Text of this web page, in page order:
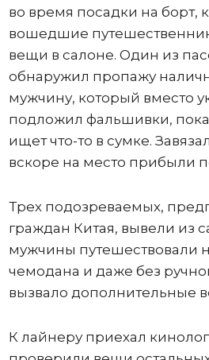
во время посадки на борт,
вошедшие
вещи в салоне. Один из
обнаружил пропажу
мужчину, который вместо
подложил фальшивки, пока
ищет что-то в сумке.
вскоре на место прибыли
Трех подозреваемых,
граждан Китая, вывели из
мужчины путешествовали
чемодана и даже без
вызвало дополнительные
К лайнеру приехал